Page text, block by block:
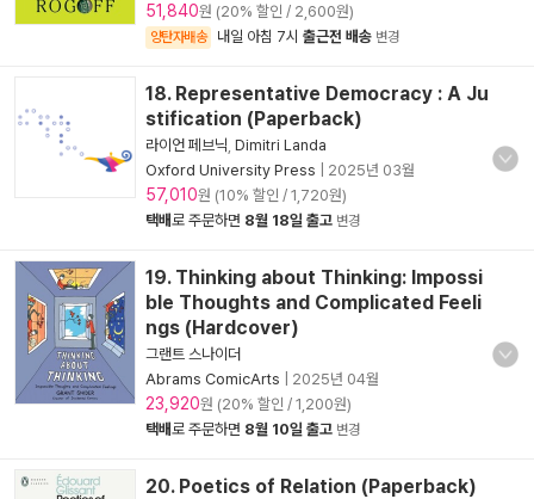
51,840원 (20% 할인 / 2,600원)
양탄자배송 내일 아침 7시 출근전 배송 변경
18. Representative Democracy : A Ju
stification (Paperback)
라이언 페브닉 Dimitri Landa
Oxford University Press
2025년 03월
57,010원 (10% 할인 / 1,720원)
택배로 주문하면 8월 18일 출고 변경
19. Thinking about Thinking: Impossi
ble Thoughts and Complicated Feeli
ngs (Hardcover)
그랜트 스나이더
Abrams ComicArts
2025년 04월
23,920원 (20% 할인 / 1,200원)
택배로 주문하면 8월 10일 출고 변경
20. Poetics of Relation (Paperback)